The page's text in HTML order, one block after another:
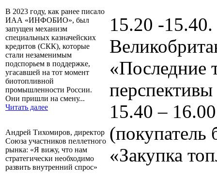
В 2023 году, как ранее писало
ИАА «ИНФОБИО», был
запущен механизм
специальных казначейских
кредитов (СКК), которые
стали незаменимым
подспорьем в поддержке,
угасавшей на тот момент
биотопливной
промышленности России.
Они пришли на смену...
Читать далее
Андрей Тихомиров, директор
Союза участников пеллетного
рынка: «Я вижу, что нам
стратегически необходимо
развить внутренний спрос»
15.20 -15.40.
«Последние
перспективы
15.40 –
(покупатель
«Закупка